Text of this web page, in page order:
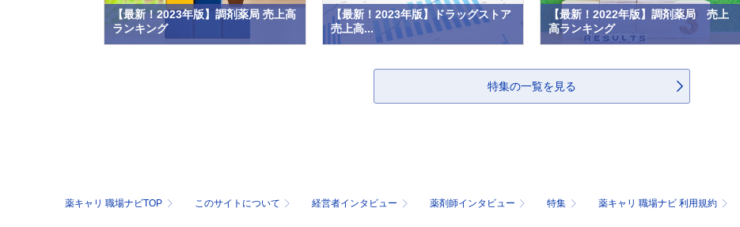
【最新！2023年版】調剤薬局 売上高
ランキング
【最新！2023年版】ドラッグストア
売上高...
【最新！2022年版】調剤薬局 売上
高ランキング
特集の一覧を見る
薬キャリ 職場ナビTOP このサイトについて 経営者インタビュー 薬剤師インタビュー 特集 薬キャリ 職場ナビ 利用規約